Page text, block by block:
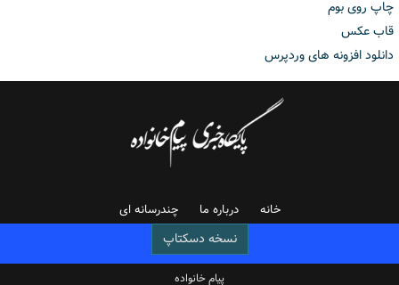
چاپ روی بوم
قاب عکس
دانلود افزونه های وردپرس
خانه درباره ما چندرسانه ای
نسخه دسکتاپ
پیام خانواده